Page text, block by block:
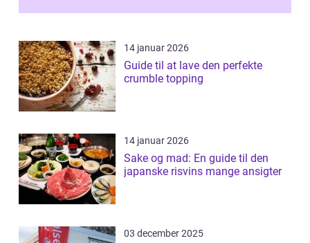
14 januar 2026
Guide til at lave den perfekte
crumble topping
14 januar 2026
Sake og mad: En guide til den
japanske risvins mange ansigter
03 december 2025